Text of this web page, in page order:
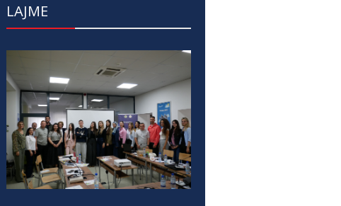
LAJME